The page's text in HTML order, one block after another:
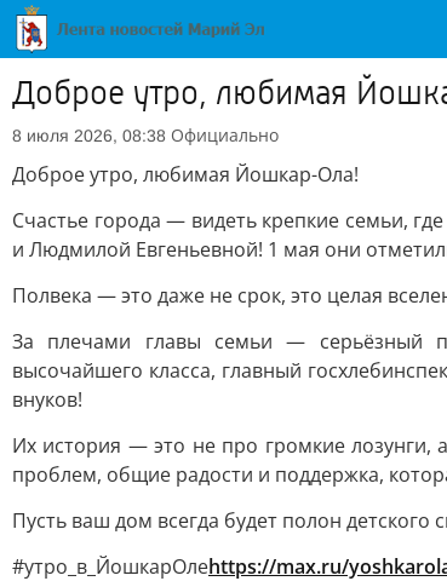
Доброе утро, любимая
8 июля 2026, 08:38 Официально
Доброе утро, любимая Йошкар-Ола!
Счастье города — видеть крепкие семьи,
и Людмилой Евгеньевной! 1 мая они
Полвека — это даже не срок, это целая
За плечами главы семьи — серьёзный
высочайшего класса, главный
внуков!
Их история — это не про громкие лозунги,
проблем, общие радости и поддержка,
Пусть ваш дом всегда будет полон
#утро_в_ЙошкарОлеhttps://max.ru/